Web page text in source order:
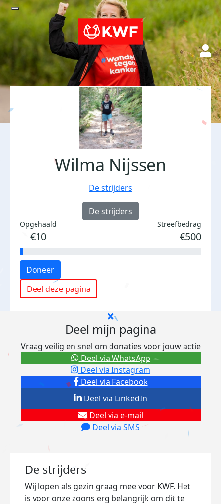
Wilma Nijssen
De strijders
De strijders
Opgehaald
€10
Streefbedrag
€500
Doneer
Deel deze pagina
Deel mijn pagina
Vraag veilig en snel om donaties voor jouw actie
Deel via Facebook
Deel via Instagram
Deel via e-mail
Deel via SMS
Deel via LinkedIn
Deel via WhatsApp
De strijders
Wij lopen als gezin graag mee voor KWF. Het
is voor onze zoons erg belangrijk om dit te